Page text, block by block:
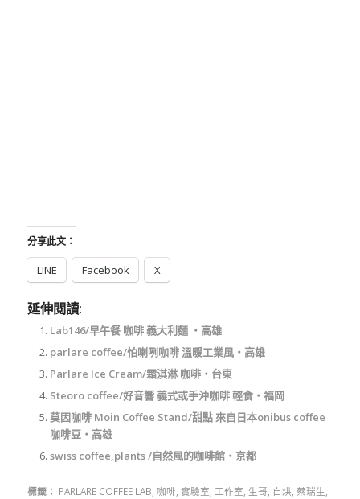
分享此文：
LINE Facebook X
延伸閱讀:
Lab146/早午餐 咖啡 義大利麵 ‧高雄
parlare coffee/怕喇咧咖啡 溫暖工業風‧高雄
Parlare Ice Cream/霜淇淋 咖啡‧台東
Steoro coffee/好音響 義式或手沖咖啡 輕食‧福岡
莫因咖啡 Moin Coffee Stand/甜點 來自日本onibus coffee
咖啡豆‧高雄
swiss coffee,plants /自然風的咖啡館‧京都
標籤： PARLARE COFFEE LAB 咖啡 實驗室 工作室 生哥 自烘 蔡瑞生